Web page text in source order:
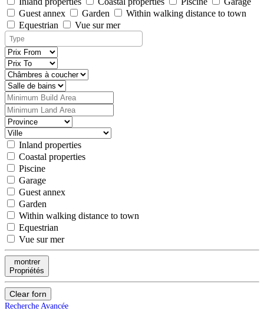
Guest annex
Garden
Within walking distance to town
Equestrian
Vue sur mer
Inland properties
Coastal properties
Piscine
Garage
Guest annex
Garden
Within walking distance to town
Equestrian
Vue sur mer
montrer
Propriétés
Clear forn
Recherche Avancée